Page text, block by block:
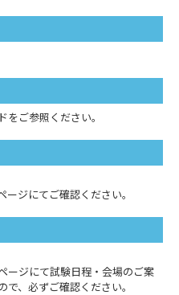
ご参照ください。
ジにてご確認ください。
ージにて試験日程・会場のご案
、必ずご確認ください。